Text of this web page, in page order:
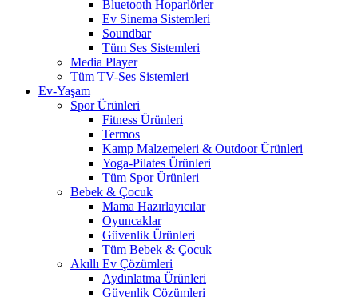
Bluetooth Hoparlörler
Ev Sinema Sistemleri
Soundbar
Tüm Ses Sistemleri
Media Player
Tüm TV-Ses Sistemleri
Ev-Yaşam
Spor Ürünleri
Fitness Ürünleri
Termos
Kamp Malzemeleri & Outdoor Ürünleri
Yoga-Pilates Ürünleri
Tüm Spor Ürünleri
Bebek & Çocuk
Mama Hazırlayıcılar
Oyuncaklar
Güvenlik Ürünleri
Tüm Bebek & Çocuk
Akıllı Ev Çözümleri
Aydınlatma Ürünleri
Güvenlik Çözümleri